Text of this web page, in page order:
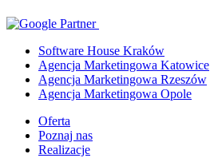
Software House Kraków
Agencja Marketingowa Katowice
Agencja Marketingowa Rzeszów
Agencja Marketingowa Opole
Oferta
Poznaj nas
Realizacje